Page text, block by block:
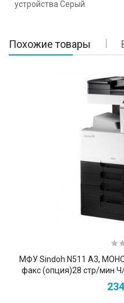
устройства Серый
Похожие товары
МФУ Sindoh N511 А3,
факс (опция)28 стр/мин